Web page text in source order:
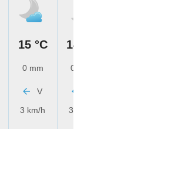
15 °C
0 mm
V
3 km/h
14 °C
0 mm
3 km/h